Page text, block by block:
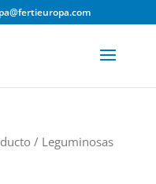
/ Leguminosas